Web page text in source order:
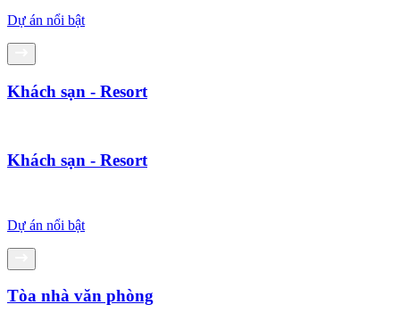
Dự án nổi bật
Khách sạn - Resort
Khách sạn - Resort
Dự án nổi bật
Tòa nhà văn phòng